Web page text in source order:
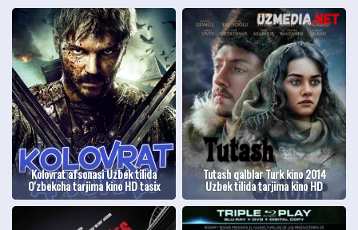
Kolovrat afsonasi Uzbek tilida
O'zbekcha tarjima kino HD tasix
Tutash qalblar Turk kino 2014
Uzbek tilida tarjima kino HD